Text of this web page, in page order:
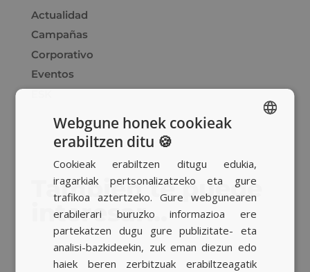
Actualidad
Campañas
Corporativo
Eventos
También te puede
interesar…
BASQUE
CATALAN
ENGLISH
Webgune honek cookieak
erabiltzen ditu 🍪
Cookieak erabiltzen ditugu edukia,
iragarkiak pertsonalizatzeko eta gure
trafikoa aztertzeko. Gure webgunearen
erabilerari buruzko informazioa ere
partekatzen dugu gure publizitate- eta
analisi-bazkideekin, zuk eman diezun edo
haiek beren zerbitzuak erabiltzeagatik